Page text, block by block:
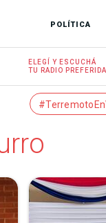
POLÍTICA
ELEGÍ Y ESCUCHÁ
TU RADIO PREFERIDA